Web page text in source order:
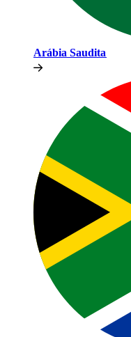
Arábia Saudita​​